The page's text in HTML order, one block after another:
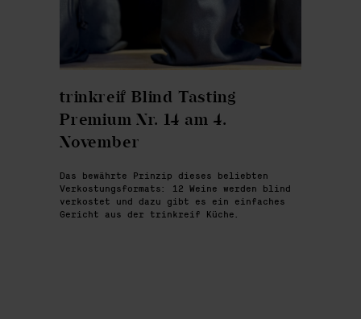
trinkreif Blind Tasting
Premium Nr. 14 am 4.
November
Das bewährte Prinzip dieses beliebten
Verkostungsformats: 12 Weine werden blind
verkostet und dazu gibt es ein einfaches
Gericht aus der trinkreif Küche.